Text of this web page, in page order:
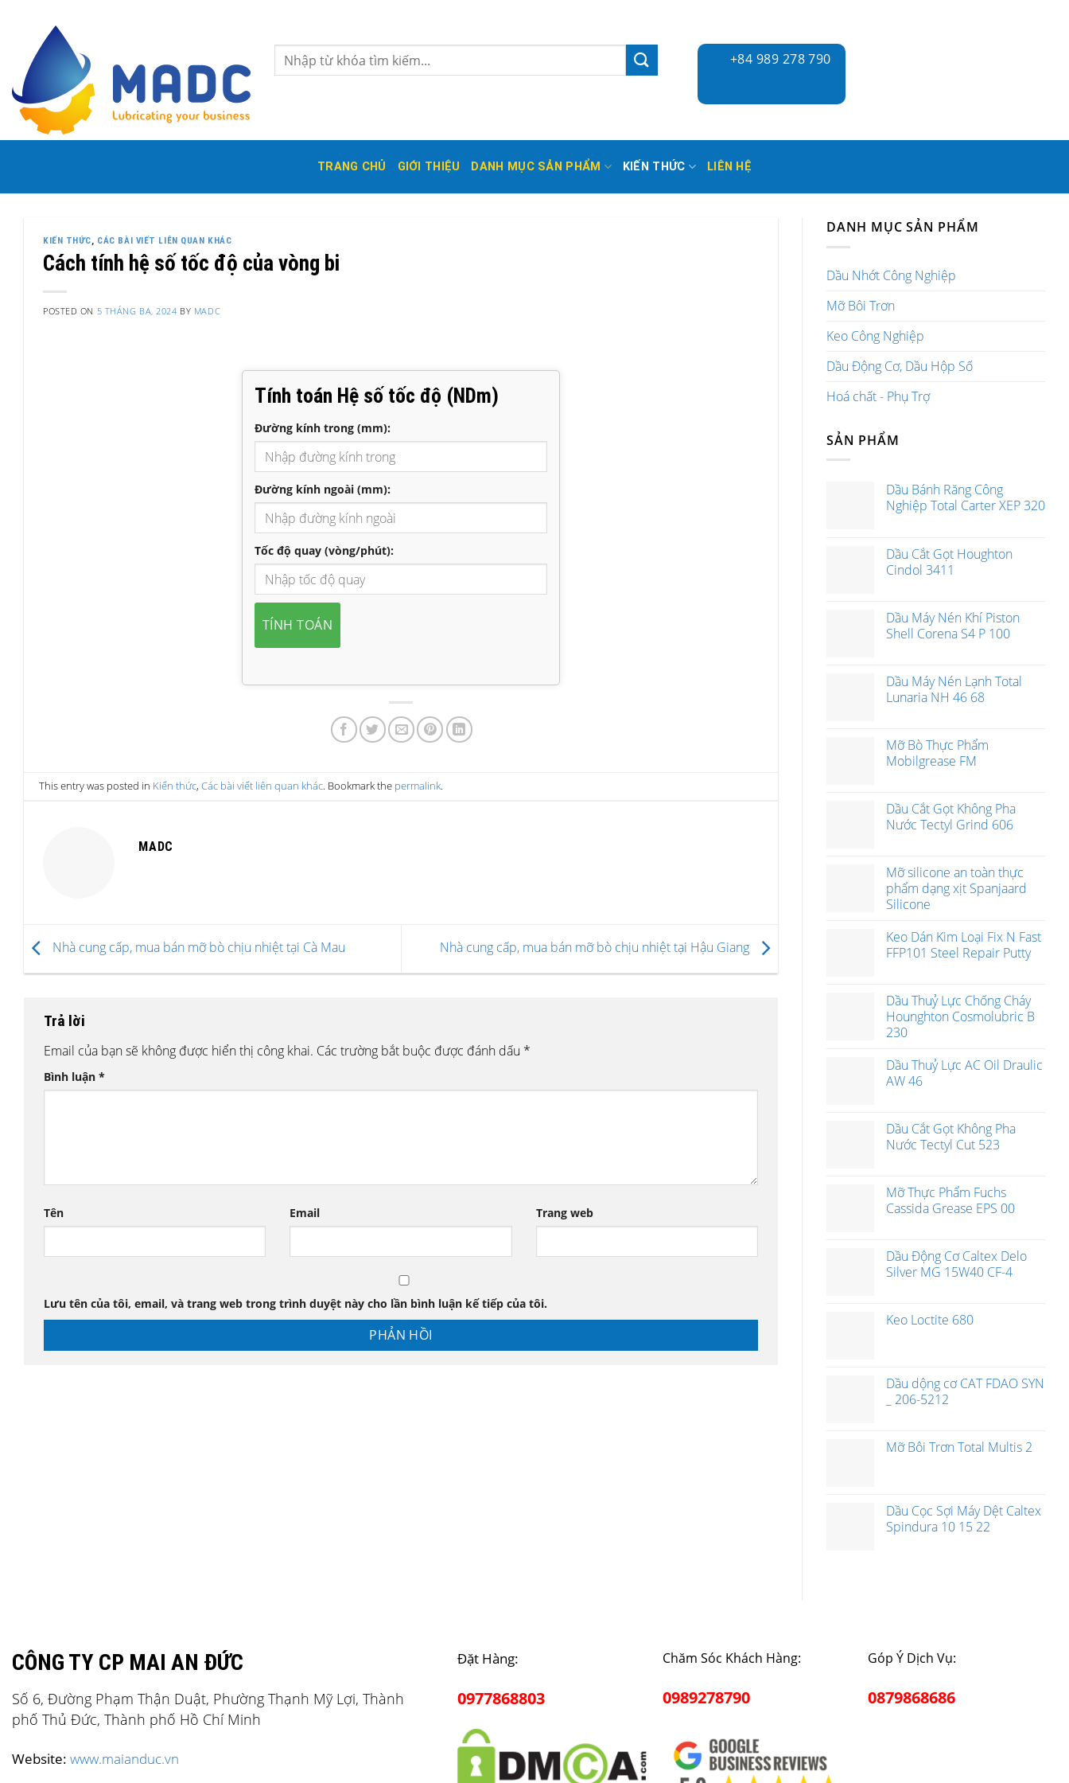
to
content
Tìm
kiếm:
+84 989 278 790
TRANG CHỦ GIỚI THIỆU DANH MỤC SẢN PHẨM KIẾN THỨC LIÊN HỆ
KIẾN THỨC, CÁC BÀI VIẾT LIÊN QUAN KHÁC
Cách tính hệ số tốc độ của vòng bi
POSTED ON 5 THÁNG BA, 2024 BY MADC
Tính toán Hệ số tốc độ (NDm)
Đường kính trong (mm):
Đường kính ngoài (mm):
Tốc độ quay (vòng/phút):
TÍNH TOÁN
This entry was posted in Kiến thức,Các bài viết liên quan khác. Bookmark the permalink.
MADC
Nhà cung cấp, mua bán mỡ bò chịu nhiệt tại Cà Mau Nhà cung cấp, mua bán mỡ bò chịu nhiệt tại Hậu Giang
Trả lời
Email của bạn sẽ không được hiển thị công khai. Các trường bắt buộc được đánh dấu *
Bình luận *
Tên Email Trang web
Lưu tên của tôi, email, và trang web trong trình duyệt này cho lần bình luận kế tiếp của tôi.
DANH MỤC SẢN PHẨM
Dầu Nhớt Công Nghiệp
Mỡ Bôi Trơn
Keo Công Nghiệp
Dầu Động Cơ, Dầu Hộp Số
Hoá chất - Phụ Trợ
SẢN PHẨM
Dầu Bánh Răng Công
Nghiệp Total Carter XEP 320
Dầu Cắt Gọt Houghton
Cindol 3411
Dầu Máy Nén Khí Piston
Shell Corena S4 P 100
Dầu Máy Nén Lạnh Total
Lunaria NH 46 68
Mỡ Bò Thực Phẩm
Mobilgrease FM
Dầu Cắt Gọt Không Pha
Nước Tectyl Grind 606
Mỡ silicone an toàn thực
phẩm dạng xịt Spanjaard
Silicone
Keo Dán Kim Loại Fix N Fast
FFP101 Steel Repair Putty
Dầu Thuỷ Lực Chống Cháy
Hounghton Cosmolubric B
230
Dầu Thuỷ Lực AC Oil Draulic
AW 46
Dầu Cắt Gọt Không Pha
Nước Tectyl Cut 523
Mỡ Thực Phẩm Fuchs
Cassida Grease EPS 00
Dầu Động Cơ Caltex Delo
Silver MG 15W40 CF-4
Keo Loctite 680
Dầu dộng cơ CAT FDAO SYN
_ 206-5212
Mỡ Bôi Trơn Total Multis 2
Dầu Cọc Sợi Máy Dệt Caltex
Spindura 10 15 22
CÔNG TY CP MAI AN ĐỨC
Số 6, Đường Phạm Thận Duật, Phường Thạnh Mỹ Lợi, Thành
phố Thủ Đức, Thành phố Hồ Chí Minh
Website: www.maianduc.vn
Đặt Hàng:
0977868803
Chăm Sóc Khách Hàng:
0989278790
Góp Ý Dịch Vụ:
0879868686